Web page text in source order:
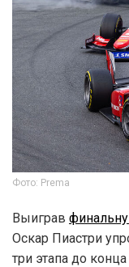
Фото: Prema
Выиграв
Оскар Пиастри
три этапа до